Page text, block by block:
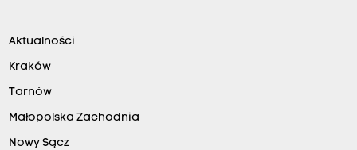
Aktualności
Kraków
Tarnów
Małopolska Zachodnia
Nowy Sącz